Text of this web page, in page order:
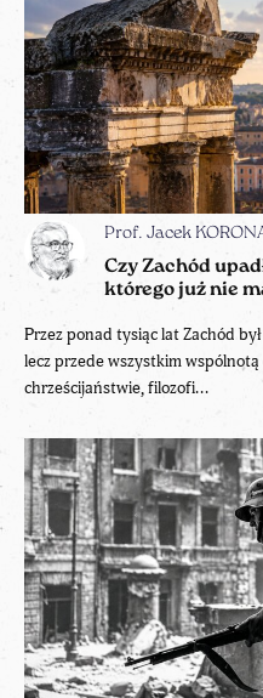
Prof. Jacek
Czy Zachód
którego już nie
Przez ponad tysiąc lat Zachód
lecz przede wszystkim
chrześcijaństwie, filozofi...